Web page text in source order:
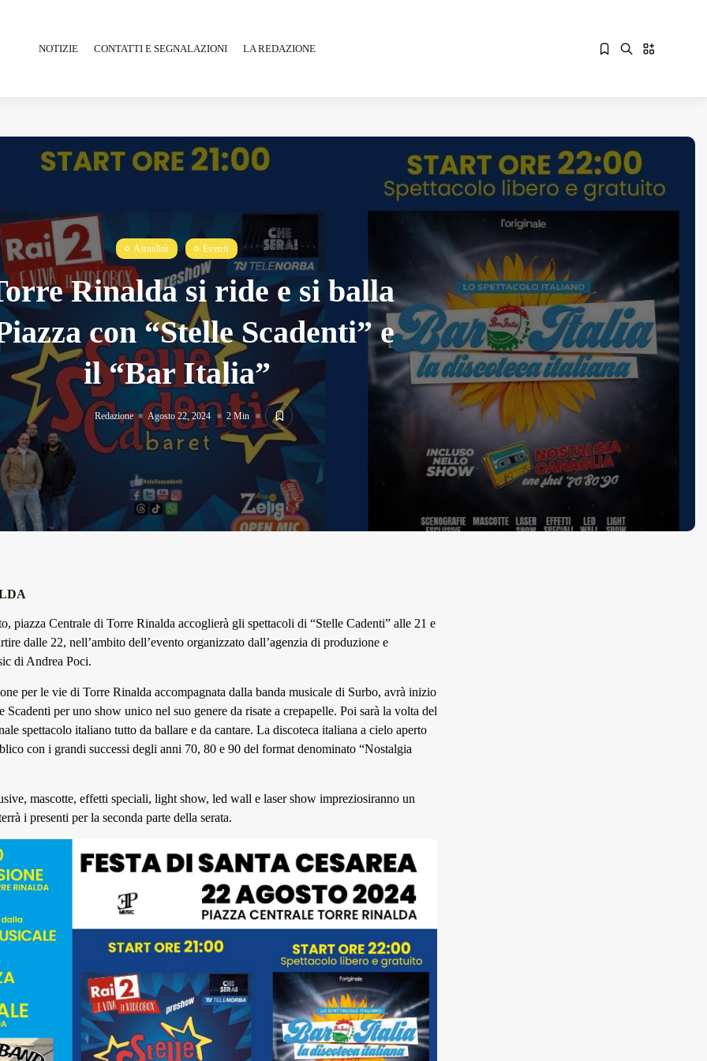
NOTIZIE CONTATTI E SEGNALAZIONI LA REDAZIONE
Sorry, you have no bookmarks yet.
Overdrive Fest A Matino: Il...
Maggio 29, 2026 4 Min
Attualità Eventi
Rinalda si ride e si balla
con “Stelle Scadenti” e
il “Bar Italia”
Redazione Agosto 22, 2024 2 Min
piazza Centrale di Torre Rinalda accoglierà gli spettacoli di “Stelle Cadenti” alle 21 e
dalle 22, nell’ambito dell’evento organizzato dall’agenzia di produzione e
di Andrea Poci.
per le vie di Torre Rinalda accompagnata dalla banda musicale di Surbo, avrà inizio
Scadenti per uno show unico nel suo genere da risate a crepapelle. Poi sarà la volta del
spettacolo italiano tutto da ballare e da cantare. La discoteca italiana a cielo aperto
con i grandi successi degli anni 70, 80 e 90 del format denominato “Nostalgia
mascotte, effetti speciali, light show, led wall e laser show impreziosiranno un
i presenti per la seconda parte della serata.